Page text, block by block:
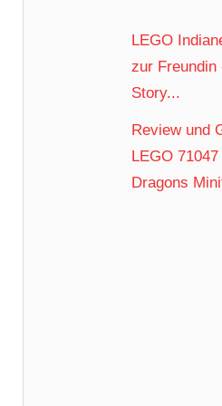
LEGO
zur
Story...
Review und
LEGO
Dragons